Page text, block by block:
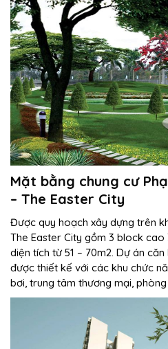
Mặt bằng chung cư
– The Easter City
Được quy hoạch xây dựng trên
The Easter City gồm 3 block
diện tích từ 51 – 70m2. Dự án
được thiết kế với các khu chức
bơi, trung tâm thương mại,